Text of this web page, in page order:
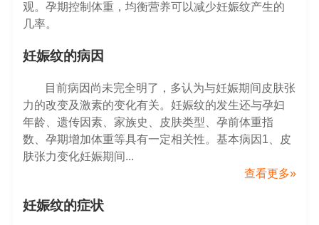
观。孕期控制体重，均衡营养可以减少妊娠纹产生的
几率。
妊娠纹的病因
目前病因尚未完全明了，多认为与妊娠期间皮肤张
力的改变及激素的变化有关。妊娠纹的发生还与孕妇
年龄、遗传因素、家族史、皮肤类型、孕前体重指
数、孕期增加体重等具有一定相关性。基本病因1、皮
肤张力变化妊娠期间...
查看更多»
妊娠纹的症状